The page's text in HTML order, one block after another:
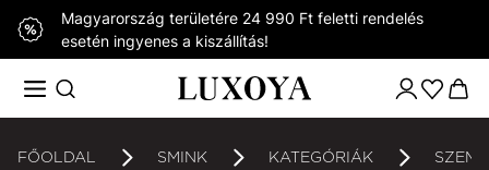
Magyarország területére 24 990 Ft feletti rendelés
esetén ingyenes a kiszállítás!
FŐOLDAL SMINK KATEGÓRIÁK